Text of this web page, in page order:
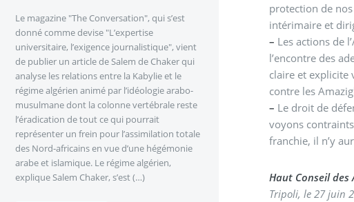
protection de
intérimaire et
– Les actions de
l’encontre des
claire et explicite
contre les
– Le droit de
voyons
franchie, il n’y
Haut Conseil des
Tripoli, le 27 juin
Le magazine "The Conversation", qui s’est
donné comme devise "L’expertise
universitaire, l’exigence journalistique", vient
de publier un article de Salem de Chaker qui
analyse les relations entre la Kabylie et le
régime algérien animé par l’idéologie arabo-
musulmane dont la colonne vertébrale reste
l’éradication de tout ce qui pourrait
représenter un frein pour l’assimilation totale
des Nord-africains en vue d’une hégémonie
arabe et islamique. Le régime algérien,
explique Salem Chaker, s’est (…)